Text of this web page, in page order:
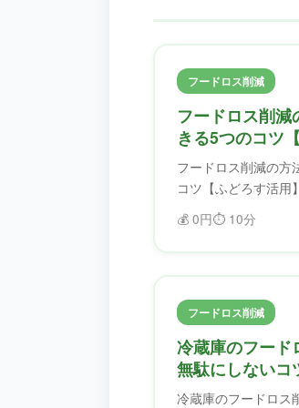
フードロス削減
フードロス削
きる5つのコツ
フードロス削減の方
コツ【ふどろす活用
ドロス削減のコツを
ば、食材を無駄にせ
💰 0円⏱️ 10分
フードロス削減
冷蔵庫のフード
無駄にしないコ
用】
冷蔵庫のフードロス